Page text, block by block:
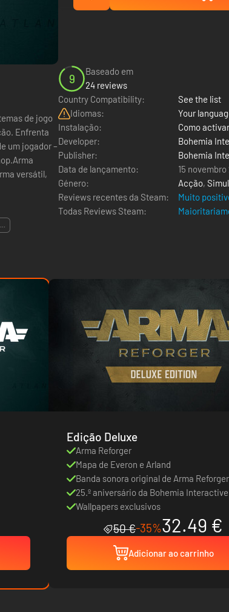
de jogo
Enfrenta
um jogador –
versátil,
9
Baseado em
24 reviews
Country Compatibility:
See the list
Idiomas:
Your
Instalação:
Como
Developer:
Bohemia
Publisher:
Bohemia
Data de lançamento:
15 novembro
Género:
Acção,
Reviews recentes da Steam:
Muito
Todas Reviews Steam:
...
Edição Deluxe
Arma Reforger
Mapa de Everon e Arland
Banda sonora original de Arma Reforger
25.º aniversário da Bohemia
Wallpapers exclusivos
50 €-35%32.49 €
Adicionar ao carrinho